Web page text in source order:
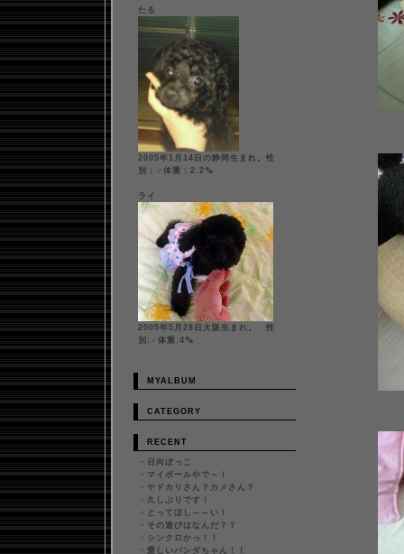
たる
2005年1月14日の静岡生まれ。性
別：♂体重：2.2㌔
ライ
2005年5月28日大阪生まれ。 性
別:♂体重:4㌔
MYALBUM
CATEGORY
RECENT
・ 日向ぼっこ
・ マイボールやで～！
・ ヤドカリさん？カメさん？
・ 久しぶりです！
・ とってほし～～い！
・ その遊びはなんだ？？
・ シンクロかっ！！
・ 愛しいパンダちゃん！！